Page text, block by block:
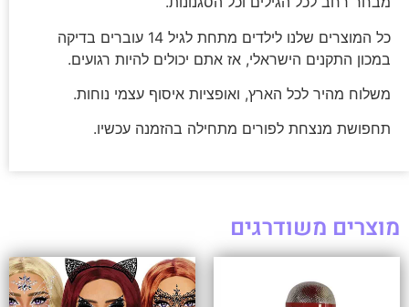
כל המוצרים שלנו לילדים מתחת לגיל 14 עוברים בדיקה
במכון התקנים הישראלי, אז אתם יכולים להיות רגועים.
משלוח מהיר לכל הארץ, ואופציות איסוף עצמי נוחות.
תחפושת מנצחת לפורים מתחילה בהזמנה עכשיו.
מוצרים משודרגים